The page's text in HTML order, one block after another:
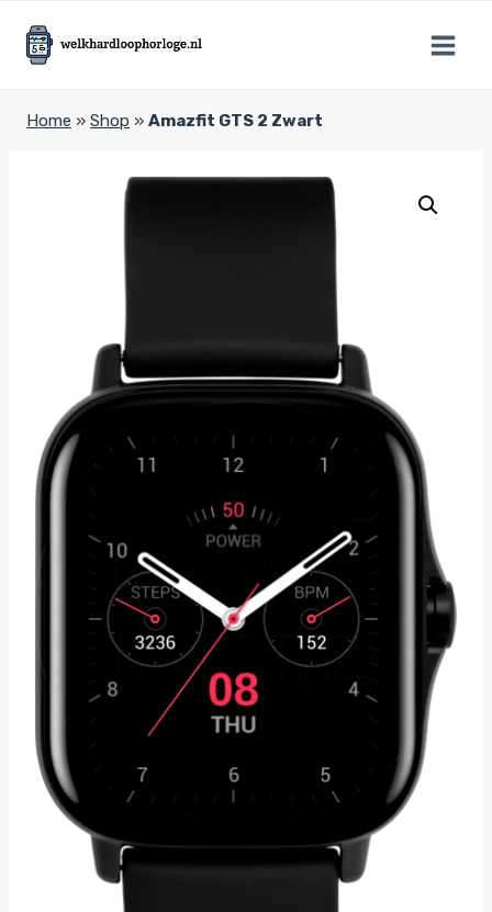
naar
inhoud
Home » Shop » Amazfit GTS 2 Zwart